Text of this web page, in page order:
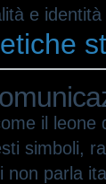
e identità
il
simboli,
parla